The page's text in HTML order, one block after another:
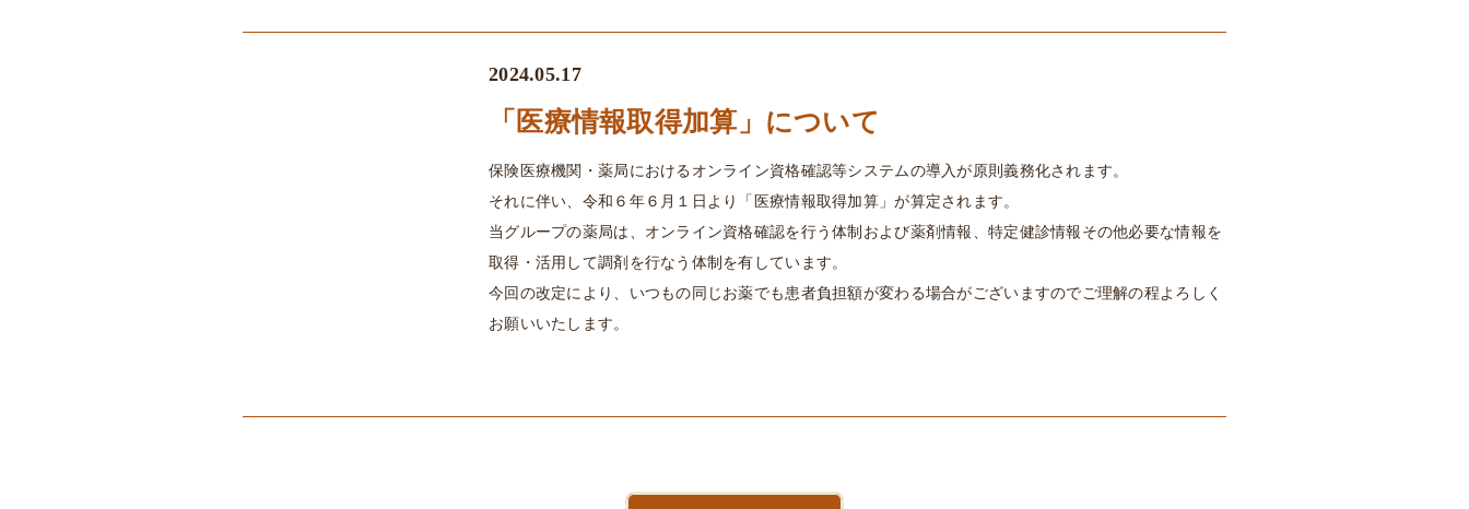
2024.05.17
「医療情報取得加算」について
保険医療機関・薬局におけるオンライン資格確認等システムの導入が原則義務化されます。
それに伴い、令和６年６月１日より「医療情報取得加算」が算定されます。
当グループの薬局は、オンライン資格確認を行う体制および薬剤情報、特定健診情報その他必要な情報を
取得・活用して調剤を行なう体制を有しています。
今回の改定により、いつもの同じお薬でも患者負担額が変わる場合がございますのでご理解の程よろしく
お願いいたします。